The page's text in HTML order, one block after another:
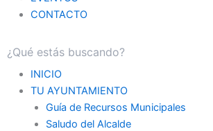
CONTACTO
INICIO
TU AYUNTAMIENTO
Guía de Recursos Municipales
Saludo del Alcalde